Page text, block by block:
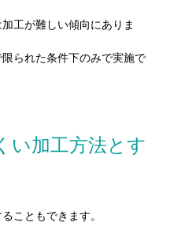
工が難しい傾向にありま
られた条件下のみで実施で
加工方法とす
こともできます。